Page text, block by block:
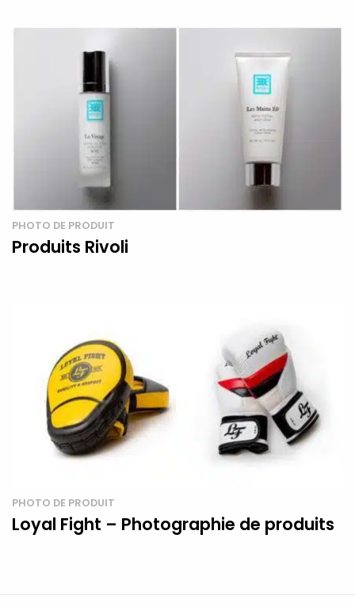
PHOTO DE PRODUIT
Produits Rivoli
PHOTO DE PRODUIT
Loyal Fight – Photographie de produits